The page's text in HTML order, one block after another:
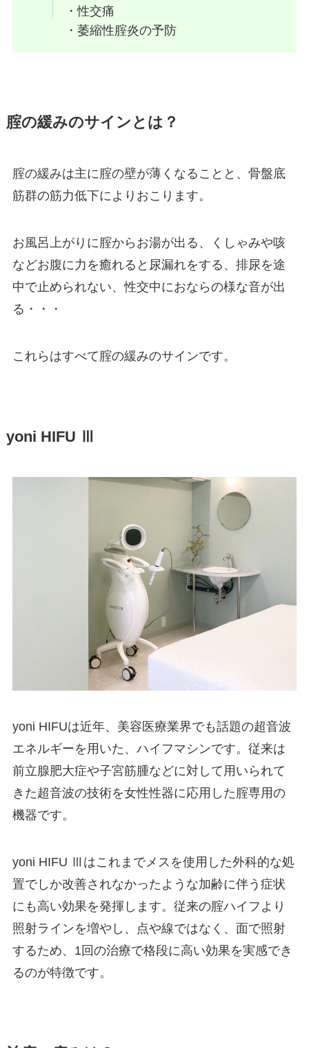
・性交痛
・萎縮性腟炎の予防
腟の緩みのサインとは？
腟の緩みは主に腟の壁が薄くなることと、骨盤底
筋群の筋力低下によりおこります。
お風呂上がりに腟からお湯が出る、くしゃみや咳
などお腹に力を癒れると尿漏れをする、排尿を途
中で止められない、性交中におならの様な音が出
る・・・
これらはすべて腟の緩みのサインです。
yoni HIFU Ⅲ
yoni HIFUは近年、美容医療業界でも話題の超音波
エネルギーを用いた、ハイフマシンです。従来は
前立腺肥大症や子宮筋腫などに対して用いられて
きた超音波の技術を女性性器に応用した腟専用の
機器です。
yoni HIFU Ⅲはこれまでメスを使用した外科的な処
置でしか改善されなかったような加齢に伴う症状
にも高い効果を発揮します。従来の腟ハイフより
照射ラインを増やし、点や線ではなく、面で照射
するため、1回の治療で格段に高い効果を実感でき
るのが特徴です。